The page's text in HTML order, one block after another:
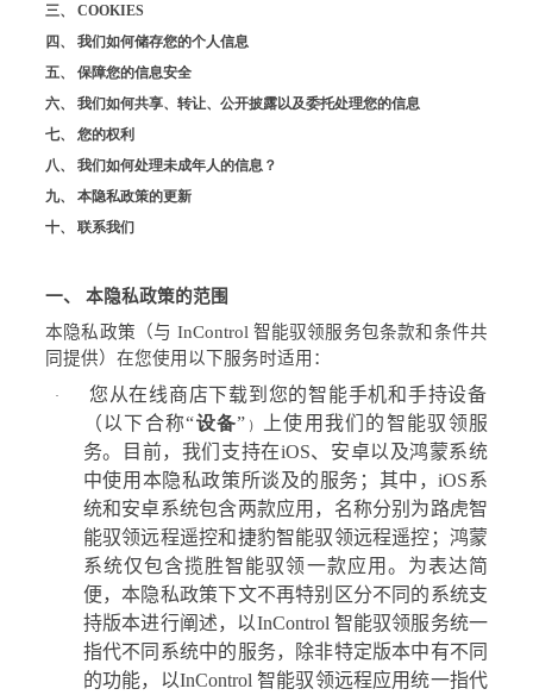
三、 COOKIES
四、 我们如何储存您的个人信息
五、 保障您的信息安全
六、 我们如何共享、转让、公开披露以及委托处理您的信息
七、 您的权利
八、 我们如何处理未成年人的信息？
九、 本隐私政策的更新
十、 联系我们
一、
本隐私政策的范围
本隐私政策（与 InControl 智能驭领服务包条款和条件共
同提供）在您使用以下服务时适用：
·
您从在线商店下载到您的智能手机和手持设备
（以下合称“设备” ）
上使用我们的智能驭领服
务。
目前，我们支持在iOS、安卓以及鸿蒙系统
中使用本隐私政策所谈及的服务；其中，iOS系
统和安卓系统包含两款应用，名称分别为路虎智
能驭领远程遥控和捷豹智能驭领远程遥控；鸿蒙
系统仅包含揽胜智能驭领一款应用。为表达简
便，本隐私政策下文不再特别区分不同的系统支
持版本进行阐述，以InControl 智能驭领服务统一
指代不同系统中的服务，除非特定版本中有不同
的功能，以InControl 智能驭领远程应用统一指代